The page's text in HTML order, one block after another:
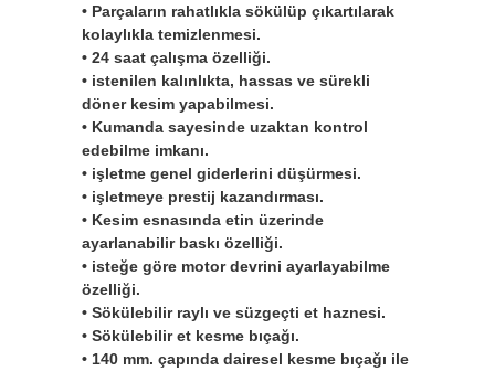
• Parçaların rahatlıkla sökülüp çıkartılarak
kolaylıkla temizlenmesi.
• 24 saat çalışma özelliği.
• istenilen kalınlıkta, hassas ve sürekli
döner kesim yapabilmesi.
• Kumanda sayesinde uzaktan kontrol
edebilme imkanı.
• işletme genel giderlerini düşürmesi.
• işletmeye prestij kazandırması.
• Kesim esnasında etin üzerinde
ayarlanabilir baskı özelliği.
• isteğe göre motor devrini ayarlayabilme
özelliği.
• Sökülebilir raylı ve süzgeçti et haznesi.
• Sökülebilir et kesme bıçağı.
• 140 mm. çapında dairesel kesme bıçağı ile